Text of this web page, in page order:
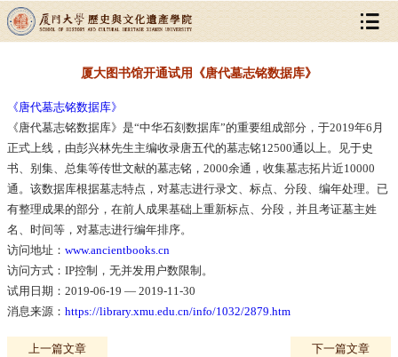
厦大图书馆开通试用《唐代墓志铭数据库》
《唐代墓志铭数据库》
《唐代墓志铭数据库》是“中华石刻数据库”的重要组成部分，于2019年6月
正式上线，由彭兴林先生主编收录唐五代的墓志铭12500通以上。见于史
书、别集、总集等传世文献的墓志铭，2000余通，收集墓志拓片近10000
通。该数据库根据墓志特点，对墓志进行录文、标点、分段、编年处理。已
有整理成果的部分，在前人成果基础上重新标点、分段，并且考证墓主姓
名、时间等，对墓志进行编年排序。
访问地址： www.ancientbooks.cn
访问方式：IP控制，无并发用户数限制。
试用日期：2019-06-19 — 2019-11-30
消息来源： https://library.xmu.edu.cn/info/1032/2879.htm
上一篇文章 下一篇文章